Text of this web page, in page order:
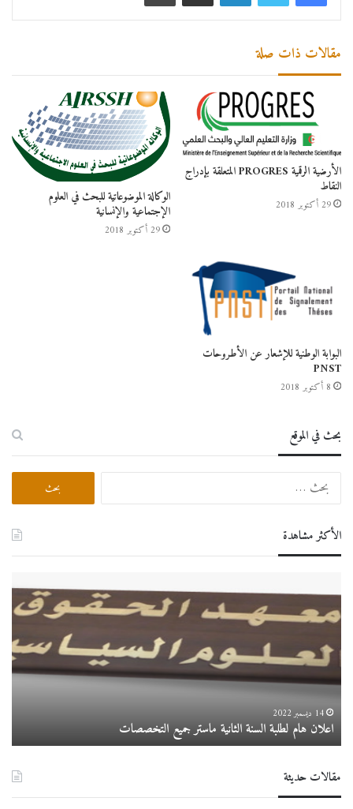
مقالات ذات صلة
الأرضية الرقمية PROGRES المتعلقة بإدراج
النقاط
29 أكتوبر 2018 الوكالة الموضوعاتية للبحث في العلوم
الإجتماعية والإنسانية
29 أكتوبر 2018
البوابة الوطنية للإشعار عن الأطروحات
PNST
8 أكتوبر 2018
بحث في الموقع
البحث
الأكثر مشاهدة
عبر
الخط
للسنة
الجامعية
2026/2025
دروس عبر الخط للسنة الجامعية 2026/2025
مقالات حديثة